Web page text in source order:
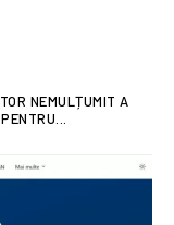
NEMULȚUMIT A